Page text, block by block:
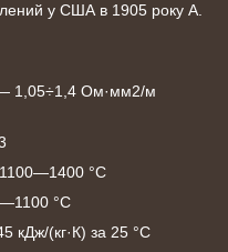
у США в 1905 року А.
1,05÷1,4 Ом·мм2/м
°C
°C
(кг·К) за 25 °C